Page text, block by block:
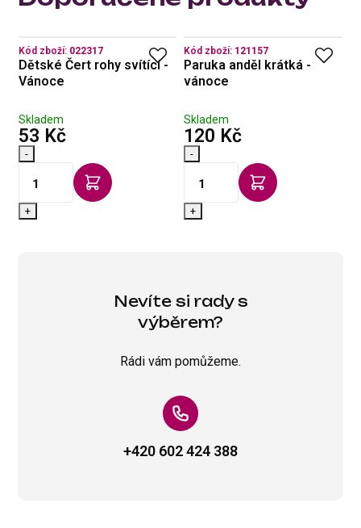
Kód zboží: 022317
Dětské Čert rohy svítící -
Vánoce
Skladem
53 Kčs DPH
-
+
Kód zboží: 121157
Paruka anděl krátká -
vánoce
Skladem
120 Kčs DPH
-
+
Nevíte si rady s
výběrem?
Rádi vám pomůžeme.
+420 602 424 388